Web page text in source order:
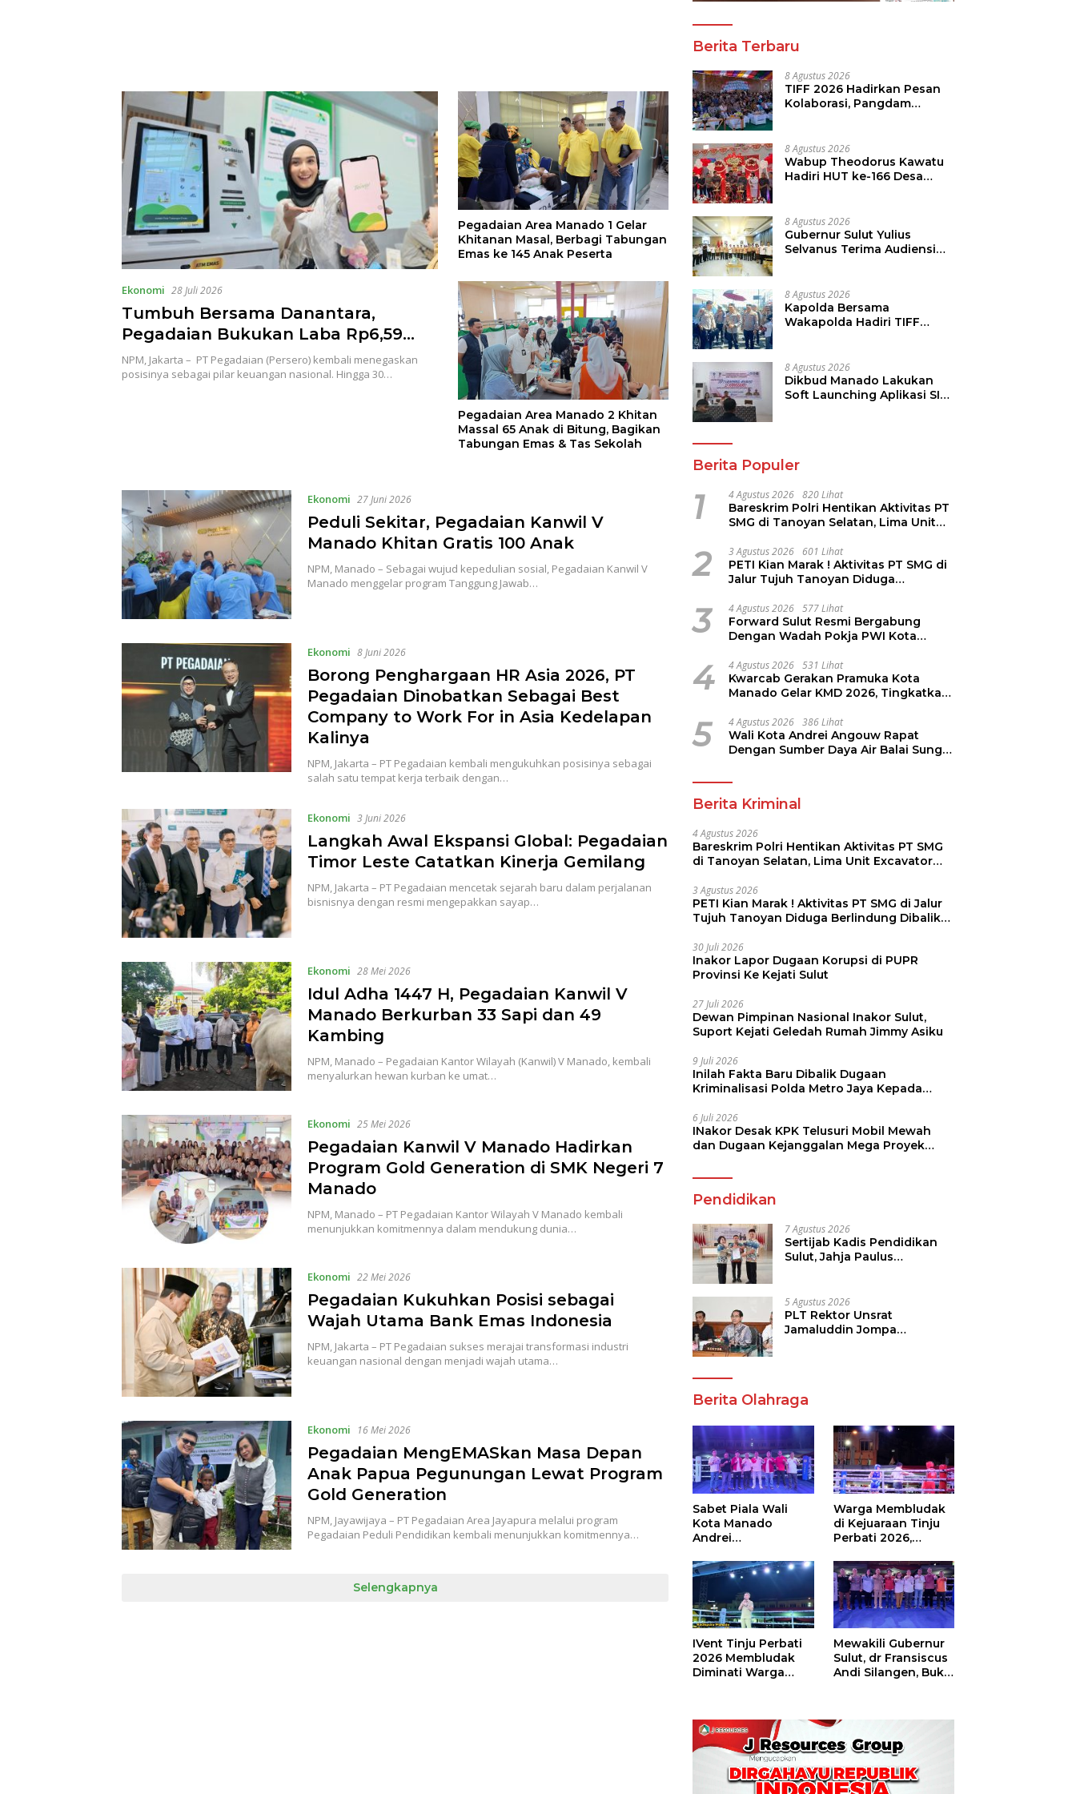
Ekonomi 28 Juli 2026
Tumbuh Bersama Danantara,
Pegadaian Bukukan Laba Rp6,59
Triliun di Semester 1 2026
NPM, Jakarta – PT Pegadaian (Persero) kembali menegaskan
posisinya sebagai pilar keuangan nasional. Hingga 30…
Pegadaian Area Manado 1 Gelar
Khitanan Masal, Berbagi Tabungan
Emas ke 145 Anak Peserta
Pegadaian Area Manado 2 Khitan
Massal 65 Anak di Bitung, Bagikan
Tabungan Emas & Tas Sekolah
Ekonomi 27 Juni 2026
Peduli Sekitar, Pegadaian Kanwil V
Manado Khitan Gratis 100 Anak
NPM, Manado – Sebagai wujud kepedulian sosial, Pegadaian Kanwil V
Manado menggelar program Tanggung Jawab…
Ekonomi 8 Juni 2026
Borong Penghargaan HR Asia 2026, PT
Pegadaian Dinobatkan Sebagai Best
Company to Work For in Asia Kedelapan
Kalinya
NPM, Jakarta – PT Pegadaian kembali mengukuhkan posisinya sebagai
salah satu tempat kerja terbaik dengan…
Ekonomi 3 Juni 2026
Langkah Awal Ekspansi Global: Pegadaian
Timor Leste Catatkan Kinerja Gemilang
NPM, Jakarta – PT Pegadaian mencetak sejarah baru dalam perjalanan
bisnisnya dengan resmi mengepakkan sayap…
Ekonomi 28 Mei 2026
Idul Adha 1447 H, Pegadaian Kanwil V
Manado Berkurban 33 Sapi dan 49
Kambing
NPM, Manado – Pegadaian Kantor Wilayah (Kanwil) V Manado, kembali
menyalurkan hewan kurban ke umat…
Ekonomi 25 Mei 2026
Pegadaian Kanwil V Manado Hadirkan
Program Gold Generation di SMK Negeri 7
Manado
NPM, Manado – PT Pegadaian Kantor Wilayah V Manado kembali
menunjukkan komitmennya dalam mendukung dunia…
Ekonomi 22 Mei 2026
Pegadaian Kukuhkan Posisi sebagai
Wajah Utama Bank Emas Indonesia
NPM, Jakarta – PT Pegadaian sukses merajai transformasi industri
keuangan nasional dengan menjadi wajah utama…
Ekonomi 16 Mei 2026
Pegadaian MengEMASkan Masa Depan
Anak Papua Pegunungan Lewat Program
Gold Generation
NPM, Jayawijaya – PT Pegadaian Area Jayapura melalui program
Pegadaian Peduli Pendidikan kembali menunjukkan komitmennya…
Selengkapnya
Berita Terbaru
8 Agustus 2026
TIFF 2026 Hadirkan Pesan
Kolaborasi, Pangdam
8 Agustus 2026
Wabup Theodorus Kawatu
Hadiri HUT ke-166 Desa
8 Agustus 2026
Gubernur Sulut Yulius
Selvanus Terima Audiensi
8 Agustus 2026
Kapolda Bersama
Wakapolda Hadiri TIFF
Keamanan
8 Agustus 2026
Dikbud Manado Lakukan
Soft Launching Aplikasi SI
Berita Populer
1 4 Agustus 2026 820 Lihat
Bareskrim Polri Hentikan Aktivitas PT
SMG di Tanoyan Selatan, Lima Unit
2 3 Agustus 2026 601 Lihat
PETI Kian Marak ! Aktivitas PT SMG di
Jalur Tujuh Tanoyan Diduga
3 4 Agustus 2026 577 Lihat
Forward Sulut Resmi Bergabung
Dengan Wadah Pokja PWI Kota
4 4 Agustus 2026 531 Lihat
Kwarcab Gerakan Pramuka Kota
Manado Gelar KMD 2026, Tingkatkan
Pramuka
5 4 Agustus 2026 386 Lihat
Wali Kota Andrei Angouw Rapat
Dengan Sumber Daya Air Balai Sungai
Berita Kriminal
4 Agustus 2026
Bareskrim Polri Hentikan Aktivitas PT SMG
di Tanoyan Selatan, Lima Unit Excavator
3 Agustus 2026
PETI Kian Marak ! Aktivitas PT SMG di Jalur
Tujuh Tanoyan Diduga Berlindung Dibalik
30 Juli 2026
Inakor Lapor Dugaan Korupsi di PUPR
Provinsi Ke Kejati Sulut
27 Juli 2026
Dewan Pimpinan Nasional Inakor Sulut,
Suport Kejati Geledah Rumah Jimmy Asiku
9 Juli 2026
Inilah Fakta Baru Dibalik Dugaan
Kriminalisasi Polda Metro Jaya Kepada
6 Juli 2026
INakor Desak KPK Telusuri Mobil Mewah
dan Dugaan Kejanggalan Mega Proyek
Pendidikan
7 Agustus 2026
Sertijab Kadis Pendidikan
Sulut, Jahja Paulus
Pendidikan
5 Agustus 2026
PLT Rektor Unsrat
Jamaluddin Jompa
Berita Olahraga
Sabet Piala Wali
Kota Manado
Andrei
Boxing Camp Juara
Umum Tinju Perbati
2026
Warga Membludak
di Kejuaraan Tinju
Perbati 2026,
Piala Wali Kota
IVent Tinju Perbati
2026 Membludak
Diminati Warga
Mewakili Gubernur
Sulut, dr Fransiscus
Andi Silangen, Buka
Piala Wali Kota
Manado